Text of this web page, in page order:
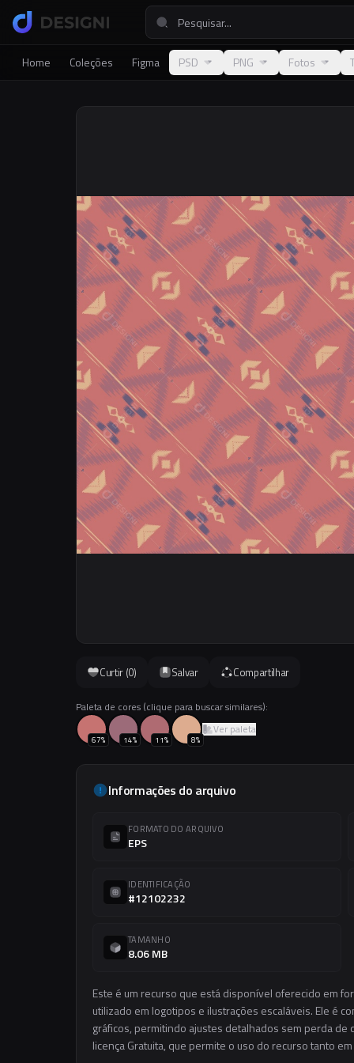
Home Coleções Figma PSD PNG Fotos
Curtir (0) Salvar Compartilhar
Paleta de cores (clique para buscar similares):
67% 14% 11% 8%
Ver paleta
Informações do arquivo
FORMATO DO ARQUIVO
EPS
IDENTIFICAÇÃO
#12102232
TAMANHO
8.06 MB
Este é um recurso que está disponível oferecido em
utilizado em logotipos e ilustrações escaláveis. Ele é
gráficos, permitindo ajustes detalhados sem perda
licença Gratuita, que permite o uso do recurso tanto